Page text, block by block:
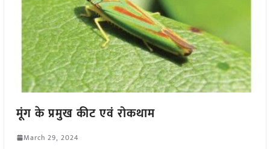
मूंग के प्रमुख कीट एवं रोकथाम
March 29, 2024